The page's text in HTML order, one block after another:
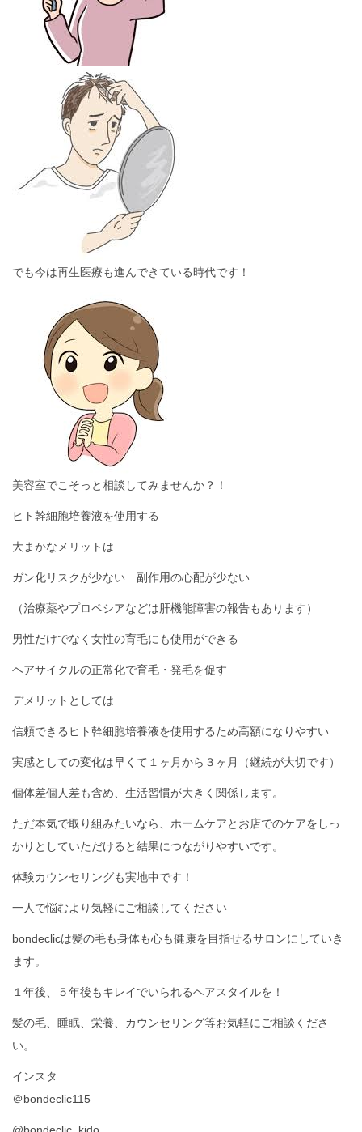
でも今は再生医療も進んできている時代です！
美容室でこそっと相談してみませんか？！
ヒト幹細胞培養液を使用する
大まかなメリットは
ガン化リスクが少ない 副作用の心配が少ない
（治療薬やプロペシアなどは肝機能障害の報告もあります）
男性だけでなく女性の育毛にも使用ができる
ヘアサイクルの正常化で育毛・発毛を促す
デメリットとしては
信頼できるヒト幹細胞培養液を使用するため高額になりやすい
実感としての変化は早くて１ヶ月から３ヶ月（継続が大切です）
個体差個人差も含め、生活習慣が大きく関係します。
ただ本気で取り組みたいなら、ホームケアとお店でのケアをしっ
かりとしていただけると結果につながりやすいです。
体験カウンセリングも実地中です！
一人で悩むより気軽にご相談してください
bondeclicは髪の毛も身体も心も健康を目指せるサロンにしていき
ます。
１年後、５年後もキレイでいられるヘアスタイルを！
髪の毛、睡眠、栄養、カウンセリング等お気軽にご相談くださ
い。
インスタ
＠bondeclic115